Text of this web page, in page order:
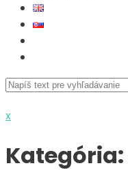
x
Kategória: